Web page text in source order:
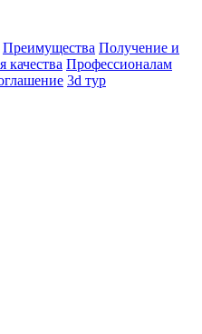
Преимущества Получение и
качества Профессионалам
3d тур